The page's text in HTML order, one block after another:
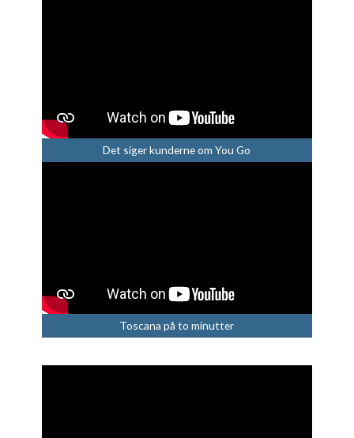
Det siger kunderne om You Go
Toscana på to minutter